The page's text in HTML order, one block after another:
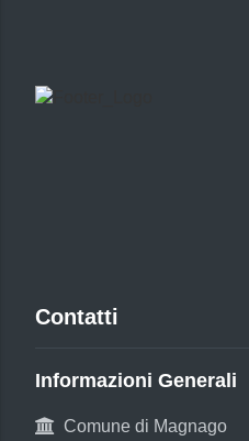
Contatti
Informazioni Generali
Comune di Magnago